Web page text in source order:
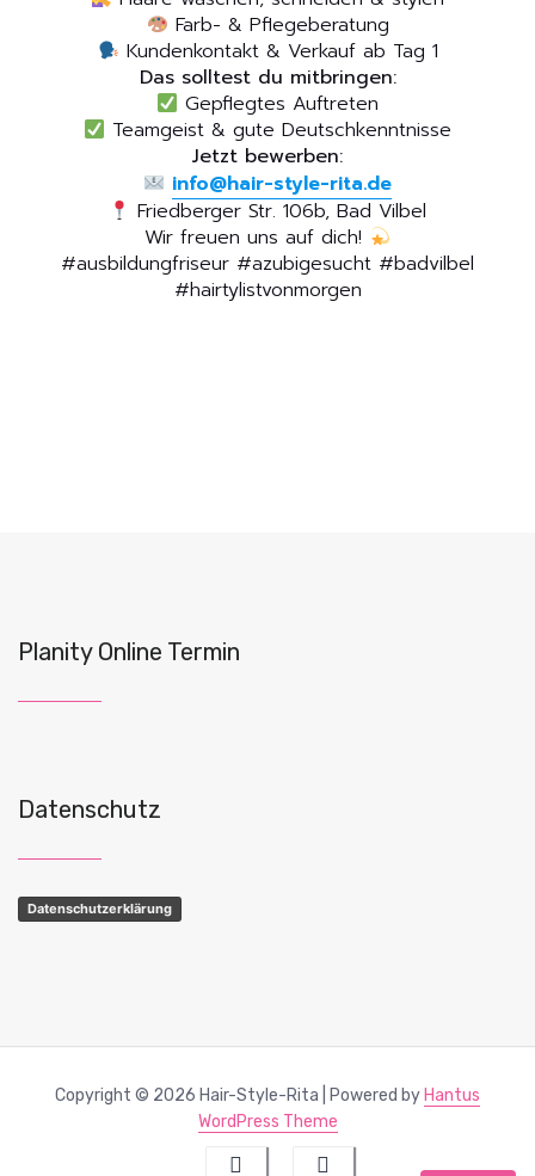
Farb- & Pflegeberatung
Kundenkontakt & Verkauf ab Tag 1
Das solltest du mitbringen:
Gepflegtes Auftreten
Teamgeist & gute Deutschkenntnisse
Jetzt bewerben:
info@hair-style-rita.de
Friedberger Str. 106b, Bad Vilbel
Wir freuen uns auf dich!
#ausbildungfriseur #azubigesucht #badvilbel
#hairtylistvonmorgen
Planity Online Termin
Datenschutz
Datenschutzerklärung
Copyright © 2026 Hair-Style-Rita | Powered by Hantus
WordPress Theme